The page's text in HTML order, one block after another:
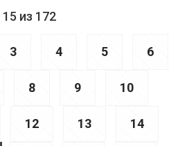
15 из 172
3 4 5 6
8 9 10
12 13 14